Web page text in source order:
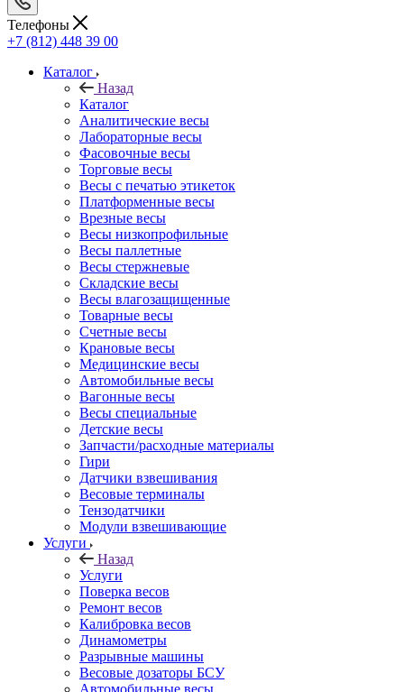
Телефоны
+7 (812) 448 39 00
Каталог
Назад
Каталог
Аналитические весы
Лабораторные весы
Фасовочные весы
Торговые весы
Весы с печатью этикеток
Платформенные весы
Врезные весы
Весы низкопрофильные
Весы паллетные
Весы стержневые
Складские весы
Весы влагозащищенные
Товарные весы
Счетные весы
Крановые весы
Медицинские весы
Автомобильные весы
Вагонные весы
Весы специальные
Детские весы
Запчасти/расходные материалы
Гири
Датчики взвешивания
Весовые терминалы
Тензодатчики
Модули взвешивающие
Услуги
Назад
Услуги
Поверка весов
Ремонт весов
Калибровка весов
Динамометры
Разрывные машины
Весовые дозаторы БСУ
Автомобильные весы